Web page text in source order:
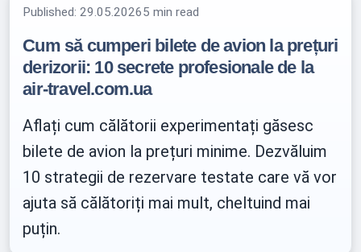
Published:29.05.20265 min read
Cum să cumperi bilete de avion la prețuri
derizorii: 10 secrete profesionale de la
air-travel.com.ua
Aflați cum călătorii experimentați găsesc
bilete de avion la prețuri minime. Dezvăluim
10 strategii de rezervare testate care vă vor
ajuta să călătoriți mai mult, cheltuind mai
puțin.